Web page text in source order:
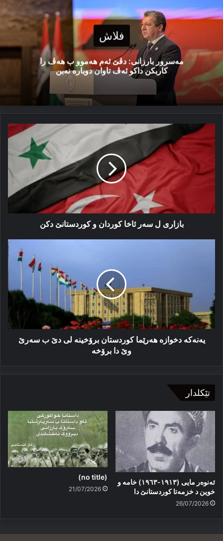
فلاش
مەسرور بارزانی: دڤێ ئەم هەموو ب هەڤ را
کاربکن داکو ئەڤ تاوان دوبارە نەبن
بازاری
ل
سه‌ر
کوردان
کوردستانێ
بازاری ل سه‌ر ئاخا کوردان و کوردستانێ دکن
یەنەکە
لی
دێ
ب
سەرێ
وێیەنەکە دخوازە هەرێما کوردستان برۆخینە لی دێ ب سەرێ
وێ دا برۆخە
تێکلدار
ئەنوەر مایی (١٩١٣-١٩٦٣) خامە و
خوین د خزمەتا کوردستانێ دا
26/07/2026
(no title)
21/07/2026